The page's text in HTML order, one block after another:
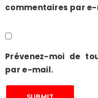
commentaires par
Prévenez-moi de
par e-mail.